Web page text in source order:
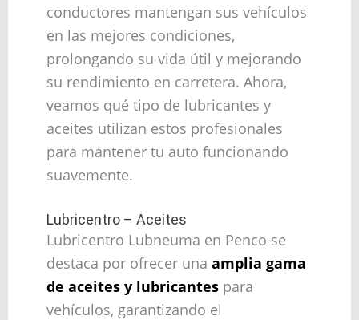
conductores mantengan sus vehículos
en las mejores condiciones,
prolongando su vida útil y mejorando
su rendimiento en carretera. Ahora,
veamos qué tipo de lubricantes y
aceites utilizan estos profesionales
para mantener tu auto funcionando
suavemente.
Lubricentro – Aceites
Lubricentro Lubneuma en Penco se
destaca por ofrecer una amplia gama
de aceites y lubricantespara
vehículos, garantizando el